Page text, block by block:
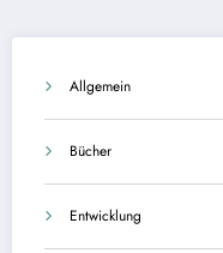
Allgemein
Bücher
Entwicklung